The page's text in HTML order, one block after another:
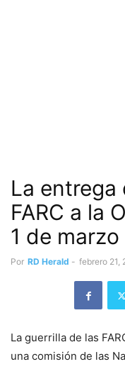
La entrega
FARC a la
1 de marzo
Por RD Herald - febrero 21,
La guerrilla de las
una comisión de las